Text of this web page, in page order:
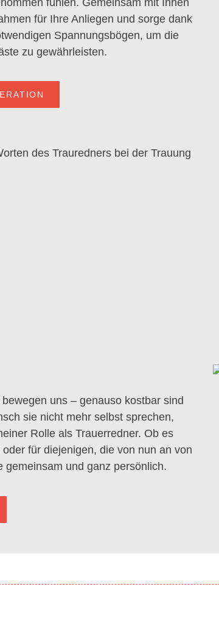
für Ihre Anliegen und sorge dank
Spannungsbögen, um die
zu gewährleisten.
uns – genauso kostbar sind
sie nicht mehr selbst sprechen,
Rolle als Trauerredner. Ob es
für diejenigen, die von nun an von
und ganz persönlich.